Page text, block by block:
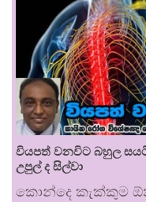
වියපත් වනවිට බහුල
උපුල් ද සිල්වා
කොන්දෙ කැක්කුම